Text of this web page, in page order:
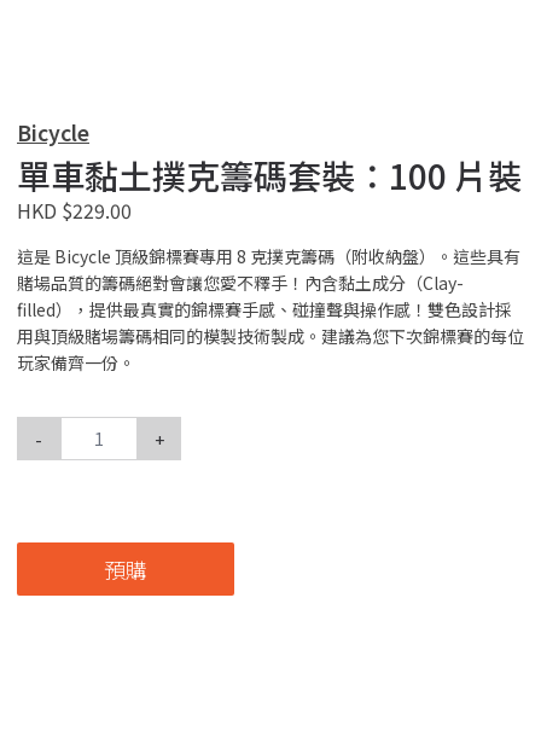
Bicycle
單車黏土撲克籌碼套裝：100 片裝
HKD $229.00
這是 Bicycle 頂級錦標賽專用 8 克撲克籌碼（附收納盤）。這些具有
賭場品質的籌碼絕對會讓您愛不釋手！內含黏土成分（Clay-
filled），提供最真實的錦標賽手感、碰撞聲與操作感！雙色設計採
用與頂級賭場籌碼相同的模製技術製成。建議為您下次錦標賽的每位
玩家備齊一份。
- +
預購